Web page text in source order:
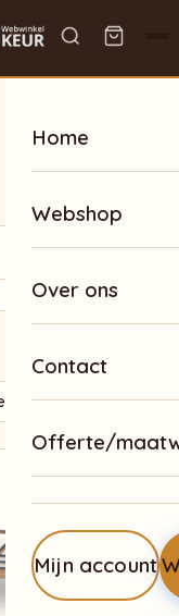
Home
Webshop
Over ons
Contact
Offerte/
Mijn account